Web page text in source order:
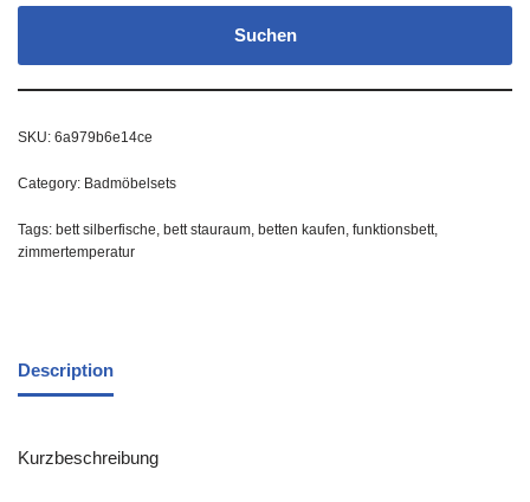
Suchen
SKU: 6a979b6e14ce
Category: Badmöbelsets
Tags: bett silberfische, bett stauraum, betten kaufen, funktionsbett,
zimmertemperatur
Description
Kurzbeschreibung